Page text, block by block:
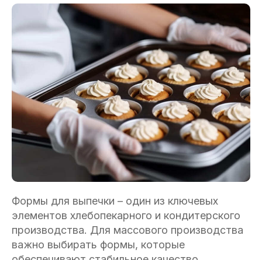
Формы для выпечки – один из ключевых
элементов хлебопекарного и кондитерского
производства. Для массового производства
важно выбирать формы, которые